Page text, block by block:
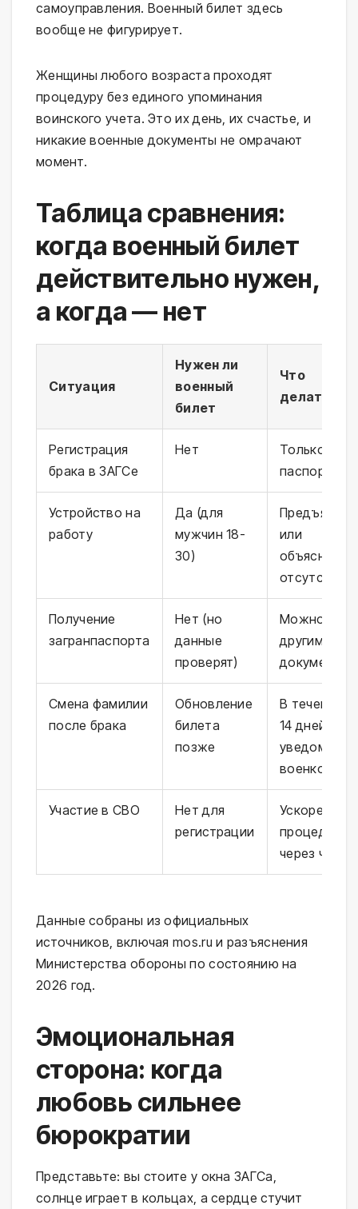
самоуправления. Военный билет здесь
вообще не фигурирует.
Женщины любого возраста проходят
процедуру без единого упоминания
воинского учета. Это их день, их счастье, и
никакие военные документы не омрачают
момент.
Таблица сравнения:
когда военный билет
действительно нужен,
а когда — нет
Ситуация
Нужен ли
военный
билет
Что
делать
Регистрация
брака в ЗАГСе
Нет
Только
паспорт
Устройство на
работу
Да (для
мужчин 18-
30)
Предъявить
или
объяснить
отсутствие
Получение
загранпаспорта
Нет (но
данные
проверят)
Можно по
другим
документам
Смена фамилии
после брака
Обновление
билета
позже
В течение
14 дней
уведомить
военкомат
Участие в СВО
Нет для
регистрации
Ускоренная
процедура
через часть
Данные собраны из официальных
источников, включая mos.ru и разъяснения
Министерства обороны по состоянию на
2026 год.
Эмоциональная
сторона: когда
любовь сильнее
бюрократии
Представьте: вы стоите у окна ЗАГСа,
солнце играет в кольцах, а сердце стучит